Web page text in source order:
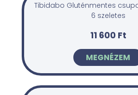
Tibidabo Gluténmentes
6 szeletes
11 600 Ft
MEGNÉZEM